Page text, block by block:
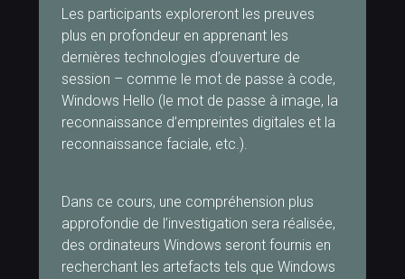
Les participants exploreront les preuves
plus en profondeur en apprenant les
dernières technologies d’ouverture de
session – comme le mot de passe à code,
Windows Hello (le mot de passe à image, la
reconnaissance d’empreintes digitales et la
reconnaissance faciale, etc.).
Dans ce cours, une compréhension plus
approfondie de l’investigation sera réalisée,
des ordinateurs Windows seront fournis en
recherchant les artefacts tels que Windows